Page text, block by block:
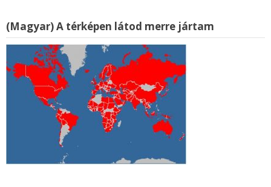
(Magyar) A térképen látod merre jártam